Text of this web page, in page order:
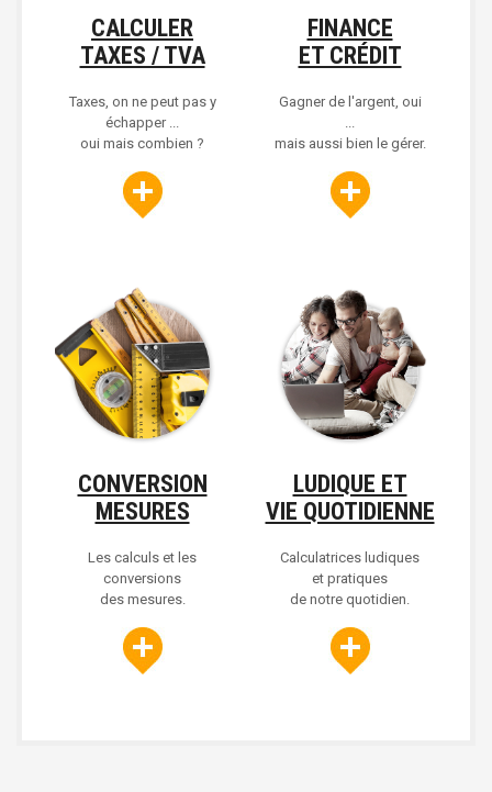
CALCULER
TAXES / TVA
Taxes, on ne peut pas y
échapper ...
oui mais combien ?
FINANCE
ET CRÉDIT
Gagner de l'argent, oui
...
mais aussi bien le gérer.
CONVERSION
MESURES
Les calculs et les
conversions
des mesures.
LUDIQUE ET
VIE QUOTIDIENNE
Calculatrices ludiques
et pratiques
de notre quotidien.